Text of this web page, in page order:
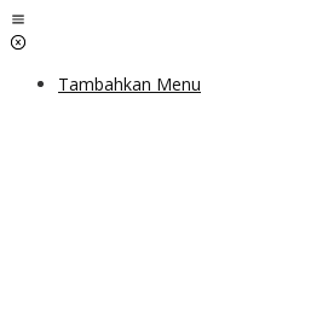
Lewati
ke
Tambahkan Menu